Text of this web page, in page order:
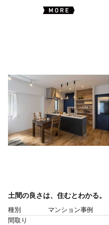
土間の良さは、住むとわかる。
種別
マンション事例
間取り